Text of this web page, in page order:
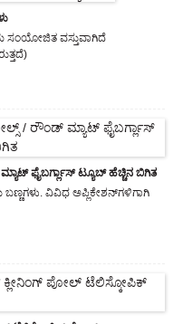
ಸಂಯೋಜಿತ ವಸ್ತುವಾಗಿದೆ
ಫೈಬರ್ಗ್ಲಾಸ್ ಟ್ಯೂಬ್ ಹೆಚ್ಚಿನ ಬಿಗಿತ
ವಿವಿಧ ಅಪ್ಲಿಕೇಶನ್‌ಗಳಿಗಾಗಿ
(ಗಾಜಿನ ಬಟ್ಟೆ, ಟೇಪ್, ಭಾವನೆ, ನೂಲು,
ಮ್ಯಾಟ್ರಿಕ್ಸ್ ವಸ್ತುವಾಗಿ ಹೊಂದಿರುವ